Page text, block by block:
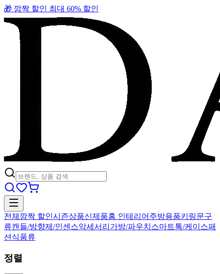
🎁 깜짝 할인 최대 60% 할인
전체 깜짝 할인시즌상품신제품홈 인테리어 주방용품키링문구
류캔들/방향제/인센스악세서리 가방/파우치 스마트톡/케이스패
션 식품류
정렬